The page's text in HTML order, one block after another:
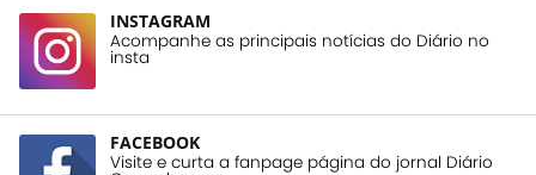
INSTAGRAM
Acompanhe as principais notícias do Diário no
insta
FACEBOOK
Visite e curta a fanpage página do jornal Diário